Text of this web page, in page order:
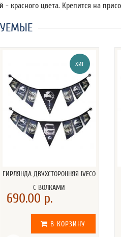
красного цвета. Крепится на
ХИТ
ГИРЛЯНДА ДВУХСТОРОННЯЯ IVECO
С ВОЛКАМИ
690.00 р.
В КОРЗИНУ